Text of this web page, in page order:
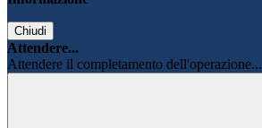
Chiudi
Attendere...
Attendere il completamento dell'operazione...